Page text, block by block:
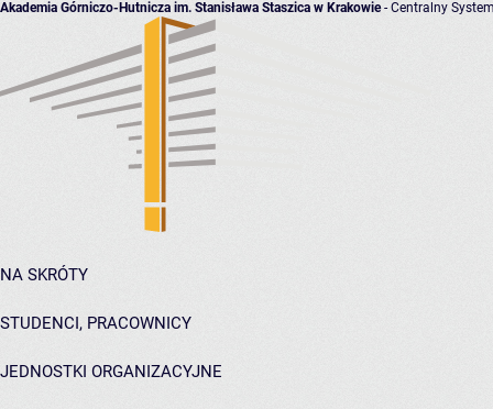
Akademia Górniczo-Hutnicza im. Stanisława Staszica w Krakowie- Centralny
NA SKRÓTY
STUDENCI, PRACOWNICY
JEDNOSTKI ORGANIZACYJNE